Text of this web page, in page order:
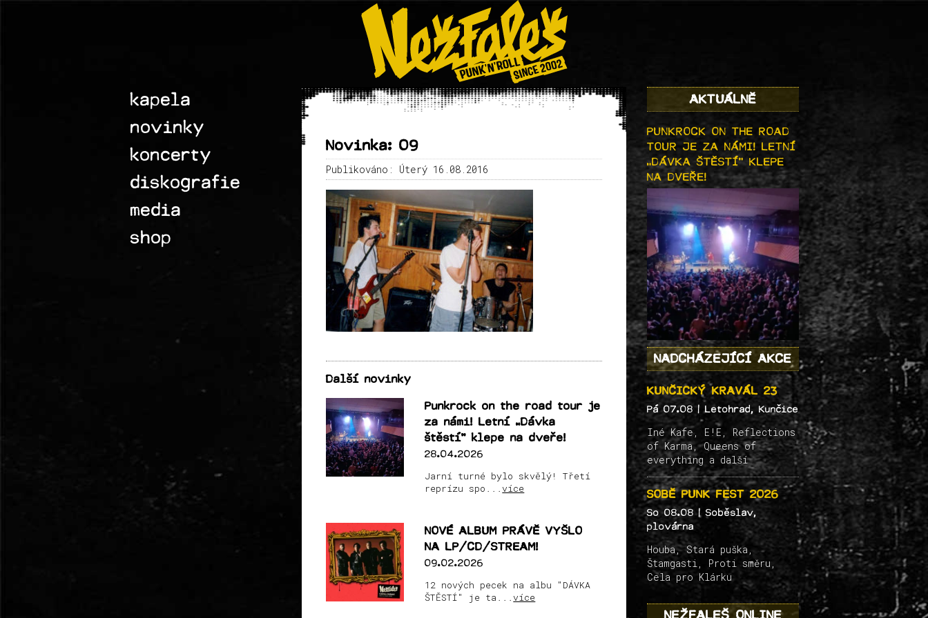
kapela
novinky
koncerty
diskografie
media
shop
Novinka: 09
Publikováno: Úterý 16.08.2016
Další novinky
Punkrock on the road tour je
za námi! Letní „Dávka
štěstí“ klepe na dveře!
28.04.2026
Jarní turné bylo skvělý! Třetí
reprízu spo...více
NOVÉ ALBUM PRÁVĚ VYŠLO
NA LP/CD/STREAM!
09.02.2026
12 nových pecek na albu "DÁVKA
ŠTĚSTÍ" je ta...více
AKTUÁLNĚ
PUNKROCK ON THE ROAD
TOUR JE ZA NÁMI! LETNÍ
„DÁVKA ŠTĚSTÍ“ KLEPE
NA DVEŘE!
NADCHÁZEJÍCÍ AKCE
KUNČICKÝ KRAVÁL 23
Pá 07.08| Letohrad, Kunčice
Iné Kafe, E!E, Reflections
of Karma, Queens of
everything a další
SOBĚ PUNK FEST 2026
So 08.08| Soběslav,
plovárna
Houba, Stará puška,
Štamgasti, Proti směru,
Cela pro Klárku